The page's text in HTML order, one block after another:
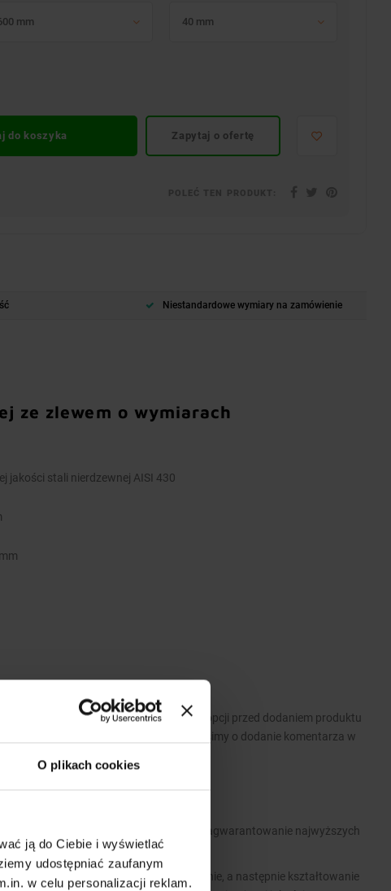
O plikach cookies
ją do Ciebie i wyświetlać
udostępniać zaufanym
w celu personalizacji reklam.
mm 40 mm
do koszyka Zapytaj o ofertę
Niestandardowe wymiary na zamówienie
ze zlewem o wymiarach
jakości stali nierdzewnej AISI 430
Prosimy o wybranie odpowiednich opcji przed dodaniem produktu
wymagań dotyczących produktu prosimy o dodanie komentarza w
park maszynowy pozwalają nam na zagwarantowanie najwyższych
rozwiązań konstrukcyjnych.
i profili, poprzez gilotynowanie, wykrawanie, a następnie kształtowanie